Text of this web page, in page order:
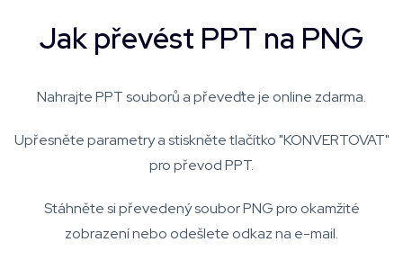
Jak převést PPT na PNG
Nahrajte PPT souborů a převeďte je online zdarma.
Upřesněte parametry a stiskněte tlačítko "KONVERTOVAT"
pro převod PPT.
Stáhněte si převedený soubor PNG pro okamžité
zobrazení nebo odešlete odkaz na e-mail.